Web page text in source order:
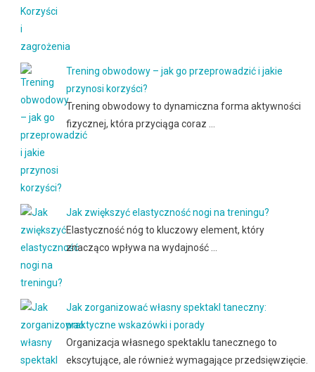
Trening obwodowy – jak go przeprowadzić i jakie
przynosi korzyści?
Trening obwodowy to dynamiczna forma aktywności
fizycznej, która przyciąga coraz …
Jak zwiększyć elastyczność nogi na treningu?
Elastyczność nóg to kluczowy element, który
znacząco wpływa na wydajność …
Jak zorganizować własny spektakl taneczny:
praktyczne wskazówki i porady
Organizacja własnego spektaklu tanecznego to
ekscytujące, ale również wymagające przedsięwzięcie.